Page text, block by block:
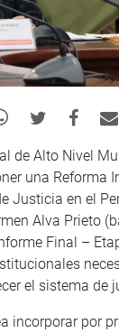
de Alto Nivel
una Reforma
Justicia en el
Alva Prieto
Final –
el sistema de
incorporar por